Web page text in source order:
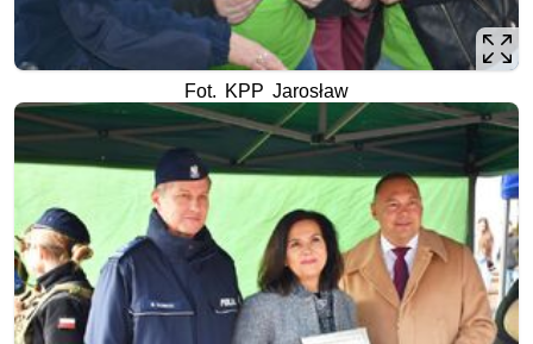
Fot. KPP Jarosław